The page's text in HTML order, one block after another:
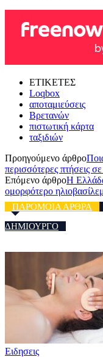
ΕΤΙΚΕΤΕΣ
Loqbox
αποταμιεύσεις
Βρετανών
πιστωτική κάρτα
ταξιδιών
Προηγούμενο άρθρο
περισσότερες πτήσεις
Επόμενο άρθροΗ
ομορφότερο
ΠΑΡΟΜΟΙΑ ΑΡΘΡΑ
ΔΗΜΙΟΥΡΓΟ
Ειδησεις